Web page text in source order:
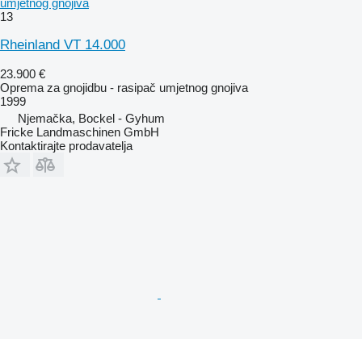
13
Rheinland VT 14.000
23.900 €
Oprema za gnojidbu - rasipač umjetnog gnojiva
1999
Njemačka, Bockel - Gyhum
Fricke Landmaschinen GmbH
Kontaktirajte prodavatelja